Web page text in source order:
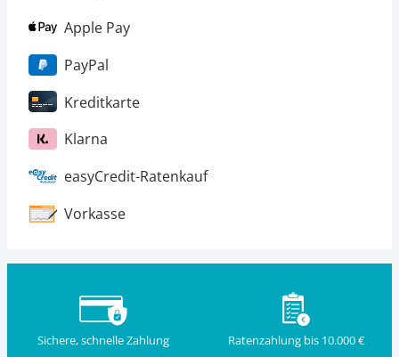
Apple Pay
PayPal
Kreditkarte
Klarna
easyCredit-Ratenkauf
Vorkasse
Sichere, schnelle Zahlung Ratenzahlung bis 10.000 €